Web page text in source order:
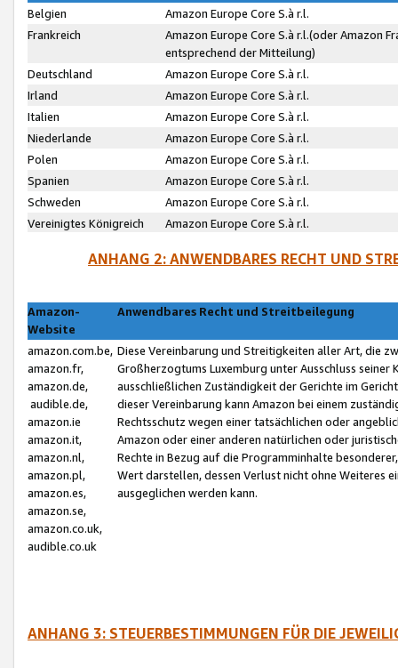
Belgien
Amazon Europe Core S.à r.l.
Frankreich
Amazon Europe Core S.à r.l.(oder Amazon
entsprechend der Mitteilung)
Deutschland
Amazon Europe Core S.à r.l.
Irland
Amazon Europe Core S.à r.l.
Italien
Amazon Europe Core S.à r.l.
Niederlande
Amazon Europe Core S.à r.l.
Polen
Amazon Europe Core S.à r.l.
Spanien
Amazon Europe Core S.à r.l.
Schweden
Amazon Europe Core S.à r.l.
Vereinigtes Königreich
Amazon Europe Core S.à r.l.
ANHANG 2: ANWENDBARES RECHT UND
Amazon-
Website
Anwendbares Recht und Streitbeilegung
amazon.com.be,
amazon.fr,
amazon.de,
audible.de,
amazon.ie
amazon.it,
amazon.nl,
amazon.pl,
amazon.es,
amazon.se,
amazon.co.uk,
audible.co.uk
Diese Vereinbarung und Streitigkeiten aller Art, die
Großherzogtums Luxemburg unter Ausschluss
ausschließlichen Zuständigkeit der Gerichte im
dieser Vereinbarung kann Amazon bei einem
Rechtsschutz wegen einer tatsächlichen oder
Amazon oder einer anderen natürlichen oder
Rechte in Bezug auf die Programminhalte
Wert darstellen, dessen Verlust nicht ohne Weiteres
ausgeglichen werden kann.
ANHANG 3: STEUERBESTIMMUNGEN FÜR DIE